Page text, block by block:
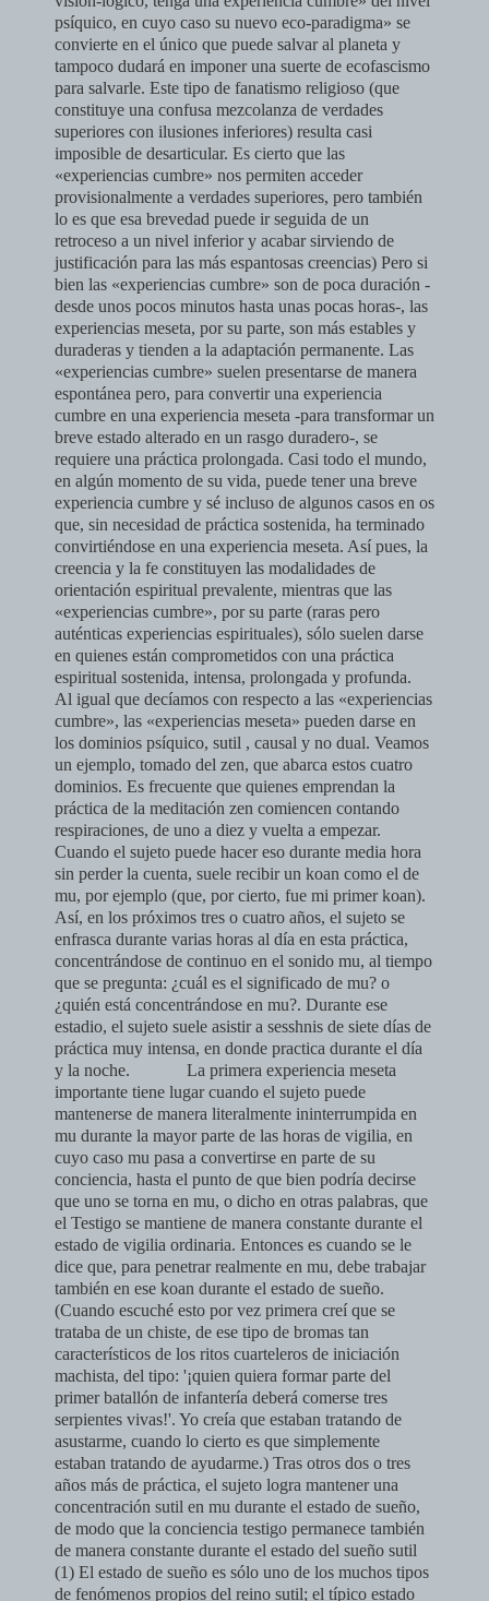
psíquico, en cuyo caso su nuevo eco-paradigma» se
convierte en el único que puede salvar al planeta y
tampoco dudará en imponer una suerte de ecofascismo
para salvarle. Este tipo de fanatismo religioso (que
constituye una confusa mezcolanza de verdades
superiores con ilusiones inferiores) resulta casi
imposible de desarticular. Es cierto que las
«experiencias cumbre» nos permiten acceder
provisionalmente a verdades superiores, pero también
lo es que esa brevedad puede ir seguida de un
retroceso a un nivel inferior y acabar sirviendo de
justificación para las más espantosas creencias) Pero si
bien las «experiencias cumbre» son de poca duración -
desde unos pocos minutos hasta unas pocas horas-, las
experiencias meseta, por su parte, son más estables y
duraderas y tienden a la adaptación permanente. Las
«experiencias cumbre» suelen presentarse de manera
espontánea pero, para convertir una experiencia
cumbre en una experiencia meseta -para transformar un
breve estado alterado en un rasgo duradero-, se
requiere una práctica prolongada. Casi todo el mundo,
en algún momento de su vida, puede tener una breve
experiencia cumbre y sé incluso de algunos casos en os
que, sin necesidad de práctica sostenida, ha terminado
convirtiéndose en una experiencia meseta. Así pues, la
creencia y la fe constituyen las modalidades de
orientación espiritual prevalente, mientras que las
«experiencias cumbre», por su parte (raras pero
auténticas experiencias espirituales), sólo suelen darse
en quienes están comprometidos con una práctica
espiritual sostenida, intensa, prolongada y profunda.
Al igual que decíamos con respecto a las «experiencias
cumbre», las «experiencias meseta» pueden darse en
los dominios psíquico, sutil , causal y no dual. Veamos
un ejemplo, tomado del zen, que abarca estos cuatro
dominios. Es frecuente que quienes emprendan la
práctica de la meditación zen comiencen contando
respiraciones, de uno a diez y vuelta a empezar.
Cuando el sujeto puede hacer eso durante media hora
sin perder la cuenta, suele recibir un koan como el de
mu, por ejemplo (que, por cierto, fue mi primer koan).
Así, en los próximos tres o cuatro años, el sujeto se
enfrasca durante varias horas al día en esta práctica,
concentrándose de continuo en el sonido mu, al tiempo
que se pregunta: ¿cuál es el significado de mu? o
¿quién está concentrándose en mu?. Durante ese
estadio, el sujeto suele asistir a sesshnis de siete días de
práctica muy intensa, en donde practica durante el día
y la noche.
La primera experiencia meseta
importante tiene lugar cuando el sujeto puede
mantenerse de manera literalmente ininterrumpida en
mu durante la mayor parte de las horas de vigilia, en
cuyo caso mu pasa a convertirse en parte de su
conciencia, hasta el punto de que bien podría decirse
que uno se torna en mu, o dicho en otras palabras, que
el Testigo se mantiene de manera constante durante el
estado de vigilia ordinaria. Entonces es cuando se le
dice que, para penetrar realmente en mu, debe trabajar
también en ese koan durante el estado de sueño.
(Cuando escuché esto por vez primera creí que se
trataba de un chiste, de ese tipo de bromas tan
característicos de los ritos cuarteleros de iniciación
machista, del tipo: '¡quien quiera formar parte del
primer batallón de infantería deberá comerse tres
serpientes vivas!'. Yo creía que estaban tratando de
asustarme, cuando lo cierto es que simplemente
estaban tratando de ayudarme.) Tras otros dos o tres
años más de práctica, el sujeto logra mantener una
concentración sutil en mu durante el estado de sueño,
de modo que la conciencia testigo permanece también
de manera constante durante el estado del sueño sutil
(1) El estado de sueño es sólo uno de los muchos tipos
de fenómenos propios del reino sutil; el típico estado